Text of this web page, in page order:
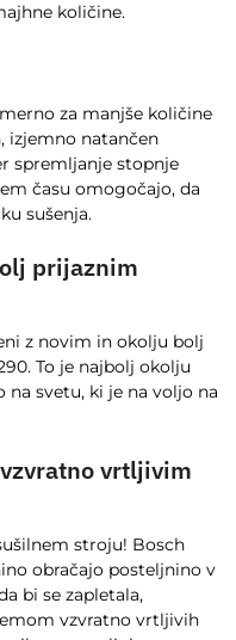
količine.
za manjše količine
izjemno natančen
spremljanje stopnje
času omogočajo, da
sušenja.
prijaznim
z novim in okolju bolj
To je najbolj okolju
svetu, ki je na voljo na
vrtljivim
stroju! Bosch
obračajo posteljnino v
bi se zapletala,
vzvratno vrtljivih